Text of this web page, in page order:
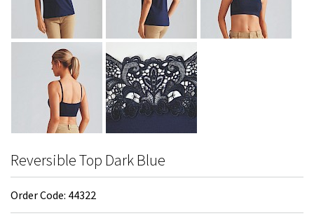
Reversible Top Dark Blue
Order Code: 44322